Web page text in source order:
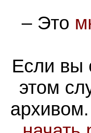
– Это
Если вы
этом
архивом